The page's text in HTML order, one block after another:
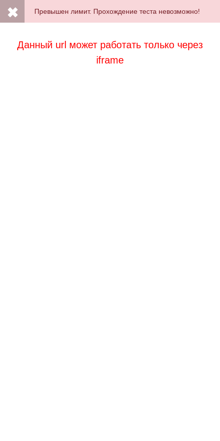
Превышен лимит. Прохождение теста невозможно!
Данный url может работать только через
iframe